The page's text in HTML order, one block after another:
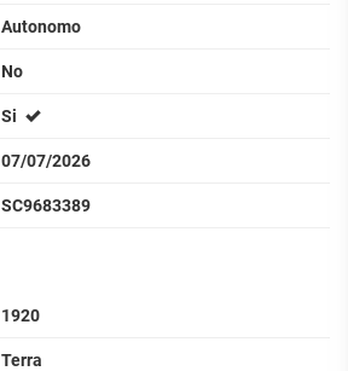
Autonomo
No
Si
07/07/2026
SC9683389
1920
Terra